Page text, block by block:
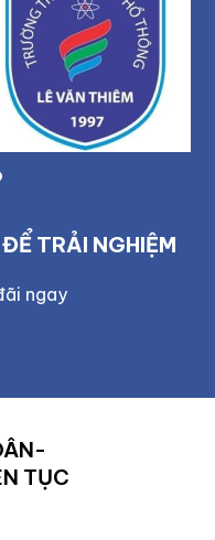
TRẢI NGHIỆM
ngay
TỤC